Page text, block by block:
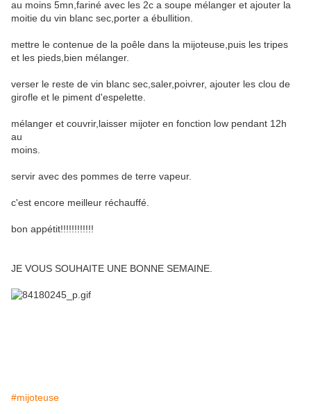
au moins 5mn,fariné avec les 2c a soupe mélanger et ajouter la
moitie du vin blanc sec,porter a ébullition.
mettre le contenue de la poêle dans la mijoteuse,puis les tripes
et les pieds,bien mélanger.
verser le reste de vin blanc sec,saler,poivrer, ajouter les clou de
girofle et le piment d'espelette.
mélanger et couvrir,laisser mijoter en fonction low pendant 12h
au
moins.
servir avec des pommes de terre vapeur.
c'est encore meilleur réchauffé.
bon appétit!!!!!!!!!!!!
JE VOUS SOUHAITE UNE BONNE SEMAINE.
#mijoteuse